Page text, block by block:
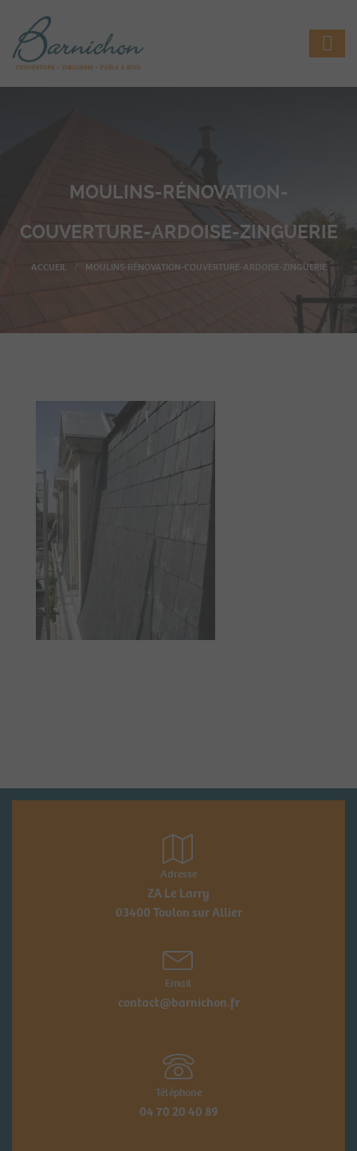
MOULINS-RÉNOVATION-
COUVERTURE-ARDOISE-ZINGUERIE
MOULINS-RÉNOVATION-COUVERTURE-ARDOISE-ZINGUERIE
Adresse
ZA Le Larry
03400 Toulon sur Allier
Email
contact@barnichon.fr
Téléphone
04 70 20 40 89